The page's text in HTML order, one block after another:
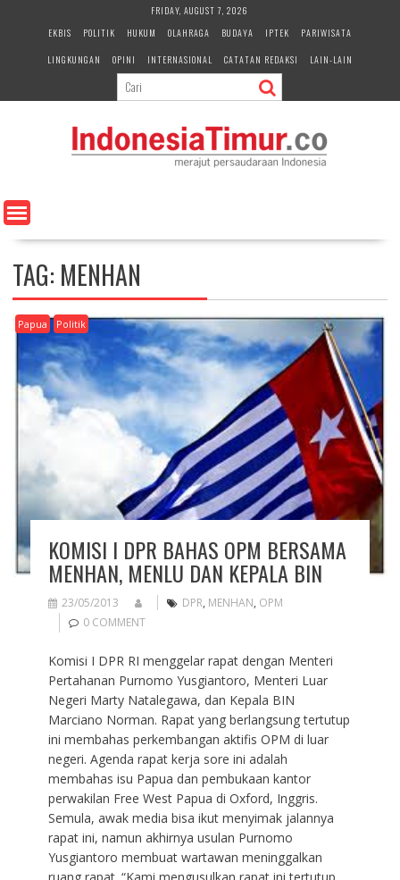
e
n
FRIDAY, AUGUST 7, 2026
EKBIS
POLITIK HUKUM OLAHRAGA BUDAYA IPTEK
PARIWISATA
LINGKUNGAN
OPINI INTERNASIONAL CATATAN REDAKSI LAIN-LAIN
TAG: MENHAN
Papua Politik
KOMISI I DPR BAHAS OPM BERSAMA
MENHAN, MENLU DAN KEPALA BIN
23/05/2013 DPR, MENHAN, OPM
0 COMMENT
Komisi I DPR RI menggelar rapat dengan Menteri
Pertahanan Purnomo Yusgiantoro, Menteri Luar
Negeri Marty Natalegawa, dan Kepala BIN
Marciano Norman. Rapat yang berlangsung tertutup
ini membahas perkembangan aktifis OPM di luar
negeri. Agenda rapat kerja sore ini adalah
membahas isu Papua dan pembukaan kantor
perwakilan Free West Papua di Oxford, Inggris.
Semula, awak media bisa ikut menyimak jalannya
rapat ini, namun akhirnya usulan Purnomo
Yusgiantoro membuat wartawan meninggalkan
ruang rapat. “Kami mengusulkan rapat ini tertutup,